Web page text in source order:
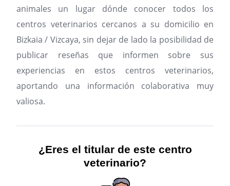
animales un lugar dónde conocer todos los
centros veterinarios cercanos a su domicilio en
Bizkaia / Vizcaya, sin dejar de lado la posibilidad de
publicar reseñas que informen sobre sus
experiencias en estos centros veterinarios,
aportando una información colaborativa muy
valiosa.
¿Eres el titular de este centro
veterinario?